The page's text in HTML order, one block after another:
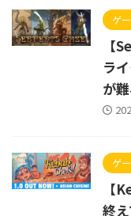
ゲ
【
ラ
が
ゲ
【
終